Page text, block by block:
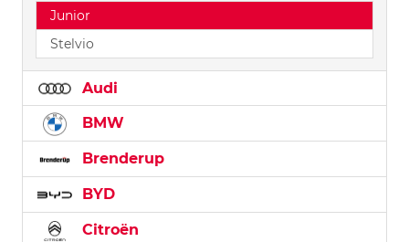
Junior
Stelvio
Audi
BMW
Brenderup
BYD
Citroën